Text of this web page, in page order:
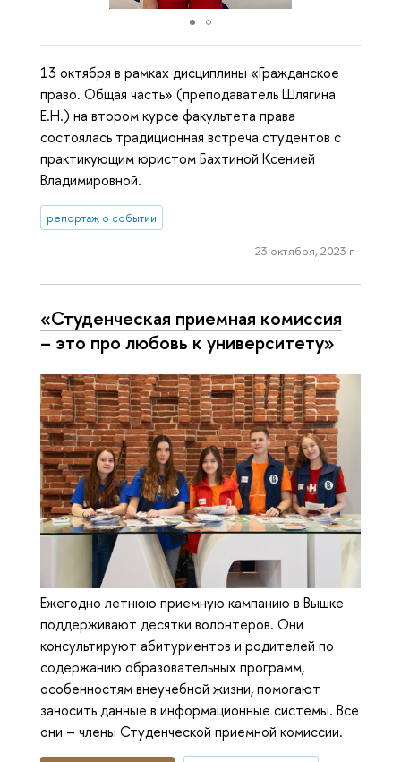
13 октября в рамках дисциплины «Гражданское
право. Общая часть» (преподаватель Шлягина
Е.Н.) на втором курсе факультета права
состоялась традиционная встреча студентов с
практикующим юристом Бахтиной Ксенией
Владимировной.
репортаж о событии
23 октября, 2023 г.
«Студенческая приемная комиссия
– это про любовь к университету»
Ежегодно летнюю приемную кампанию в Вышке
поддерживают десятки волонтеров. Они
консультируют абитуриентов и родителей по
содержанию образовательных программ,
особенностям внеучебной жизни, помогают
заносить данные в информационные системы. Все
они – члены Студенческой приемной комиссии.